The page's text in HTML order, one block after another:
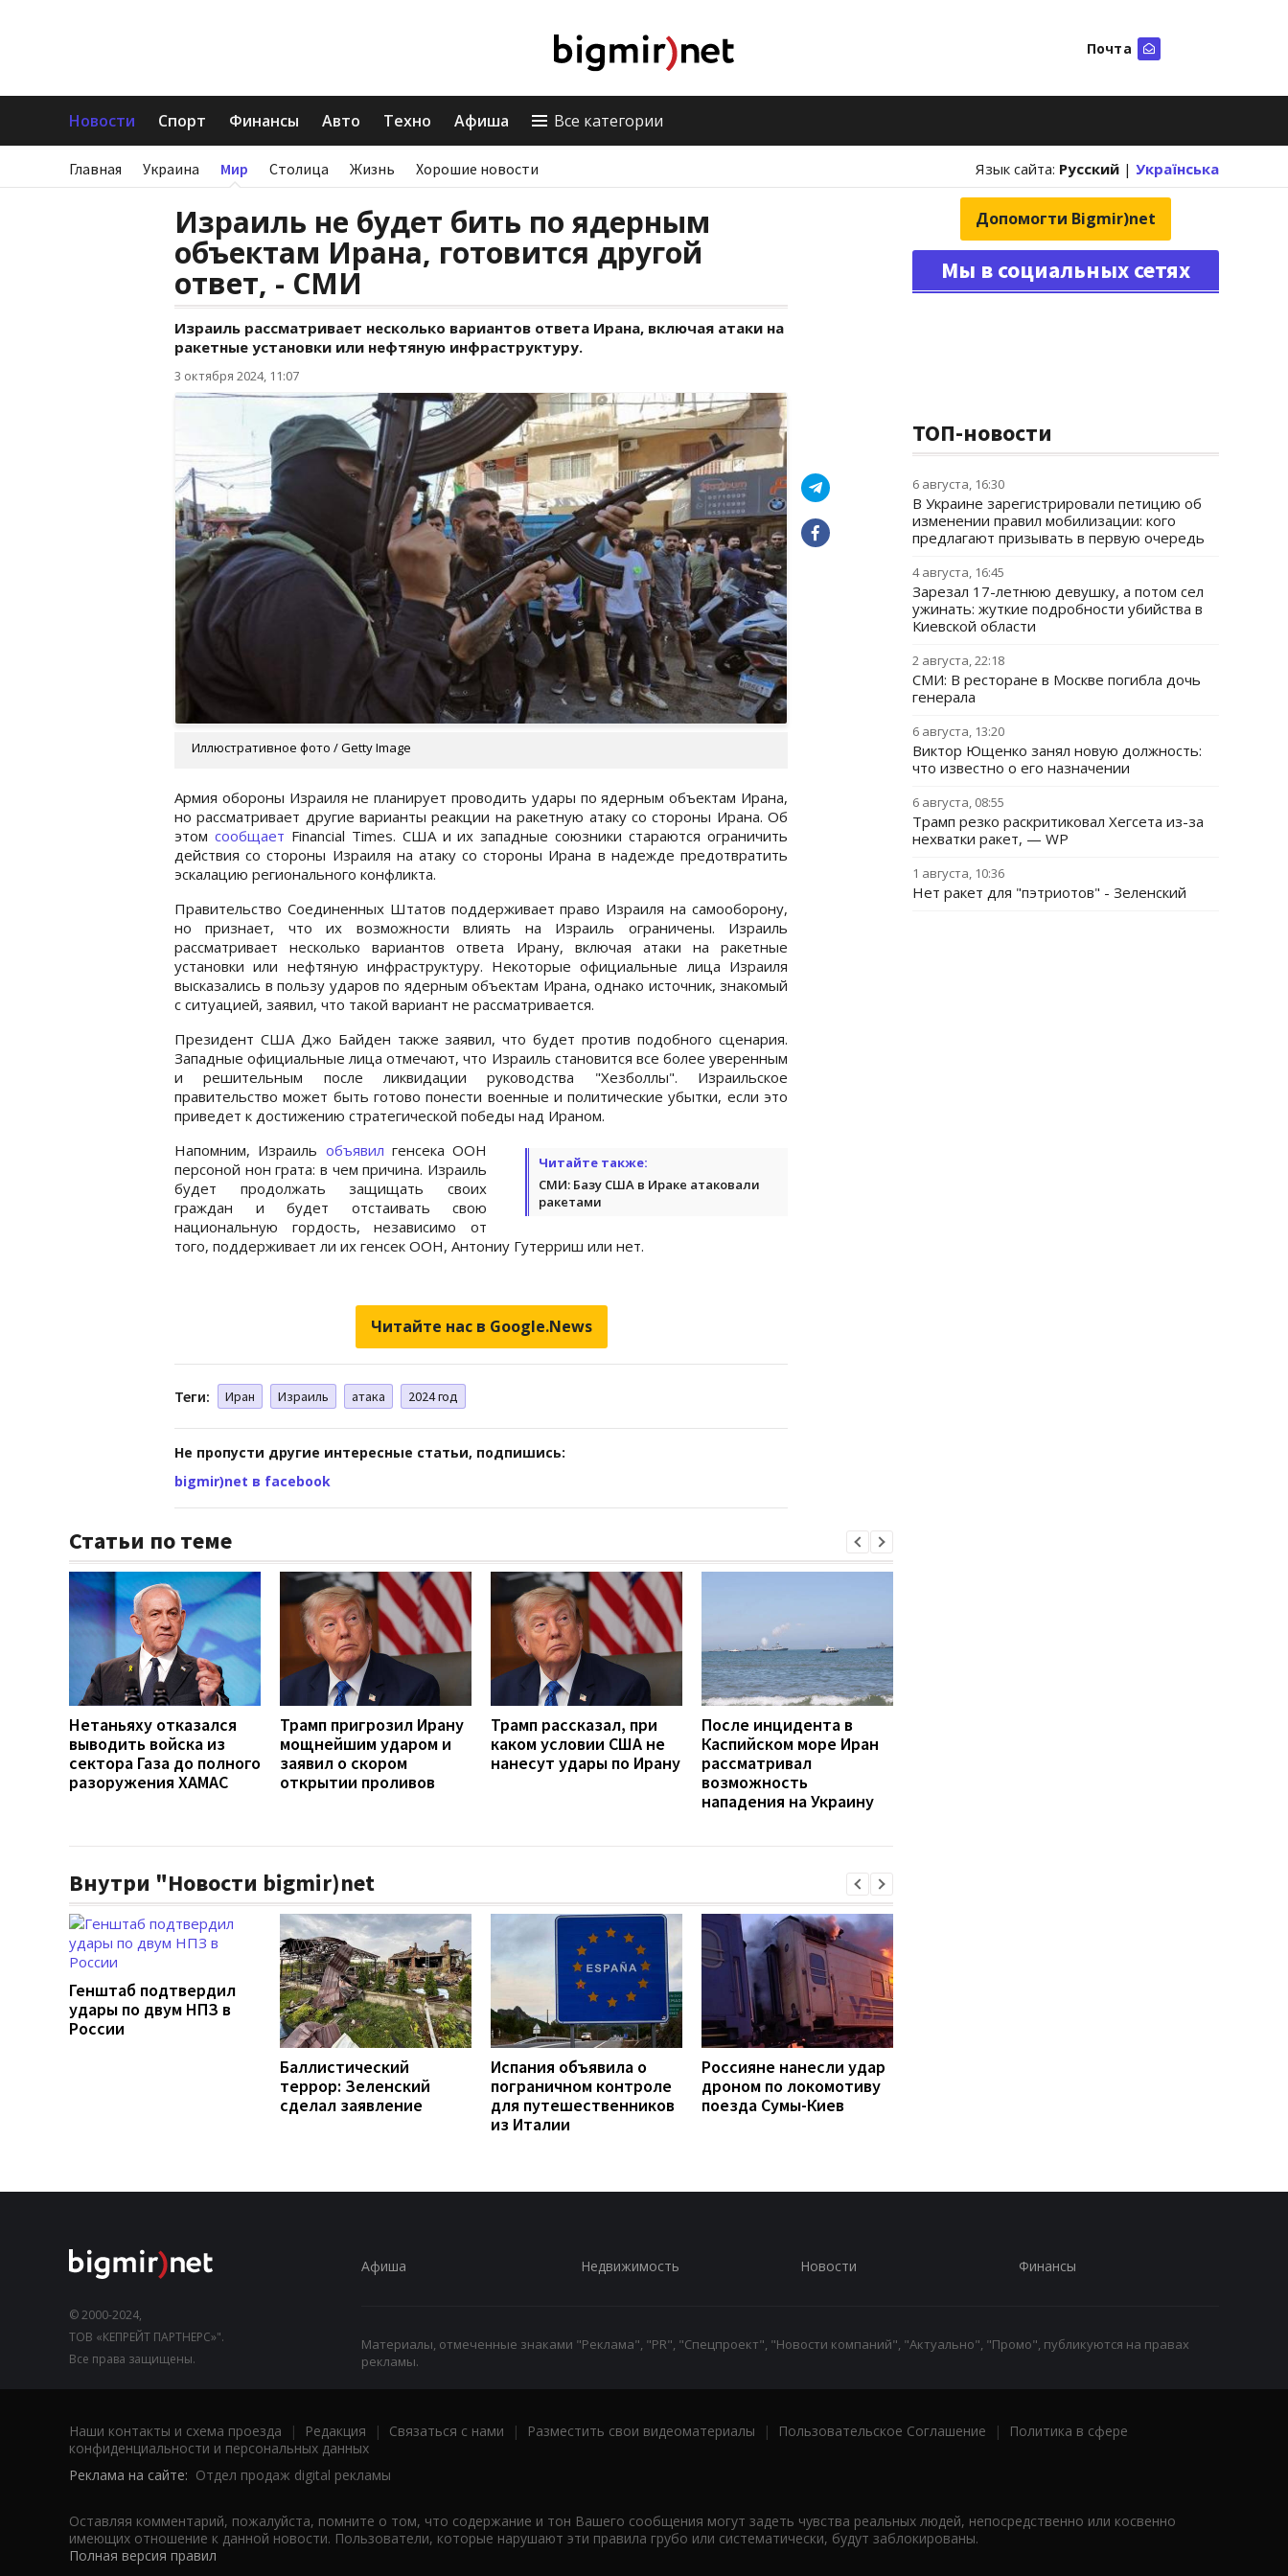
Почта
Новости Спорт Финансы Авто Техно Афиша Все категории
Главная Украина Мир Столица Жизнь Хорошие новости Язык сайта: Русский | Українська
Израиль не будет бить по ядерным
объектам Ирана, готовится другой
ответ, - СМИ
Израиль рассматривает несколько вариантов ответа Ирана, включая атаки на
ракетные установки или нефтяную инфраструктуру.
3 октября 2024, 11:07
Иллюстративное фото / Getty Image
Армия обороны Израиля не планирует проводить удары по ядерным объектам Ирана,
но рассматривает другие варианты реакции на ракетную атаку со стороны Ирана. Об
этом сообщает Financial Times. США и их западные союзники стараются ограничить
действия со стороны Израиля на атаку со стороны Ирана в надежде предотвратить
эскалацию регионального конфликта.
Правительство Соединенных Штатов поддерживает право Израиля на самооборону,
но признает, что их возможности влиять на Израиль ограничены. Израиль
рассматривает несколько вариантов ответа Ирану, включая атаки на ракетные
установки или нефтяную инфраструктуру. Некоторые официальные лица Израиля
высказались в пользу ударов по ядерным объектам Ирана, однако источник, знакомый
с ситуацией, заявил, что такой вариант не рассматривается.
Президент США Джо Байден также заявил, что будет против подобного сценария.
Западные официальные лица отмечают, что Израиль становится все более уверенным
и решительным после ликвидации руководства "Хезболлы". Израильское
правительство может быть готово понести военные и политические убытки, если это
приведет к достижению стратегической победы над Ираном.
Читайте также:
СМИ: Базу США в Ираке атаковали
ракетами
Напомним, Израиль объявил генсека ООН
персоной нон грата: в чем причина. Израиль
будет продолжать защищать своих
граждан и будет отстаивать свою
национальную гордость, независимо от
того, поддерживает ли их генсек ООН, Антониу Гутерриш или нет.
Читайте нас в Google.News
Теги: Иран Израиль атака 2024 год
Не пропусти другие интересные статьи, подпишись:
bigmir)net в facebook
Статьи по теме
Нетаньяху отказался
выводить войска из
сектора Газа до полного
разоружения ХАМАС
Трамп пригрозил Ирану
мощнейшим ударом и
заявил о скором
открытии проливов
Трамп рассказал, при
каком условии США не
нанесут удары по Ирану
После инцидента в
Каспийском море Иран
рассматривал
возможность
нападения на Украину
Внутри "Новости bigmir)net
Генштаб подтвердил
удары по двум НПЗ в
России
Баллистический
террор: Зеленский
сделал заявление
Испания объявила о
пограничном контроле
для путешественников
из Италии
Россияне нанесли удар
дроном по локомотиву
поезда Сумы-Киев
Допомогти Bigmir)net
Мы в социальных сетях
ТОП-новости
6 августа, 16:30
В Украине зарегистрировали петицию об
изменении правил мобилизации: кого
предлагают призывать в первую очередь
4 августа, 16:45
Зарезал 17-летнюю девушку, а потом сел
ужинать: жуткие подробности убийства в
Киевской области
2 августа, 22:18
СМИ: В ресторане в Москве погибла дочь
генерала
6 августа, 13:20
Виктор Ющенко занял новую должность:
что известно о его назначении
6 августа, 08:55
Трамп резко раскритиковал Хегсета из-за
нехватки ракет, — WP
1 августа, 10:36
Нет ракет для "пэтриотов" - Зеленский
© 2000-2024,
ТОВ «КЕПРЕЙТ ПАРТНЕРС»".
Все права защищены.
Афиша Недвижимость Новости Финансы
Материалы, отмеченные знаками "Реклама", "PR", "Спецпроект", "Новости компаний", "Актуально", "Промо", публикуются на правах
рекламы.
Наши контакты и схема проезда | Редакция | Связаться с нами | Разместить свои видеоматериалы | Пользовательское Соглашение |
Политика в сфере
конфиденциальности и персональных данных
Реклама на сайте: Отдел продаж digital рекламы
Оставляя комментарий, пожалуйста, помните о том, что содержание и тон Вашего сообщения могут задеть чувства реальных людей, непосредственно или косвенно
имеющих отношение к данной новости. Пользователи, которые нарушают эти правила грубо или систематически, будут заблокированы.
Полная версия правил